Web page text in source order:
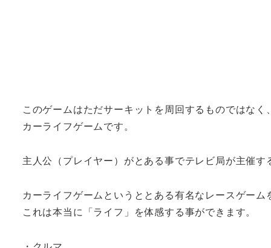
このゲームはただサーキットを周回するものではな
カーライフゲームです。
主人公（プレイヤー）がとある事でテレビ局が主催
カーライフゲームというととある有名なレースゲーム
これは本当に「ライフ」を体感する事ができます。